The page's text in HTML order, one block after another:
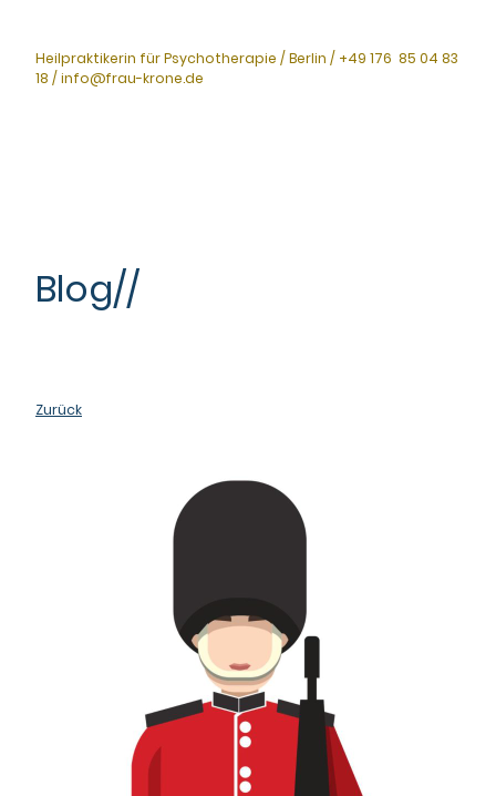
Heilpraktikerin für Psychotherapie / Berlin / +49 176 85 04 83
18 / info@frau-krone.de
Blog//
Zurück